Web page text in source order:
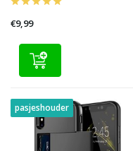
€9,99
pasjeshouder